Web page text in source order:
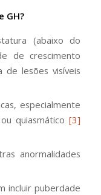
GH?
(abaixo do
de crescimento
de lesões visíveis
especialmente
quiasmático[3]
anormalidades
incluir puberdade